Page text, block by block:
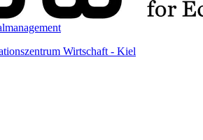
Wirtschaft - Kiel